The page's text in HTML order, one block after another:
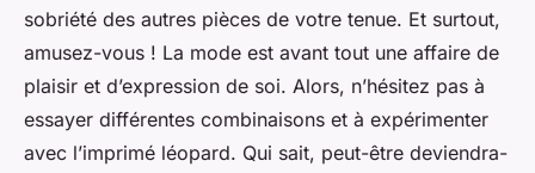
sobriété des autres pièces de votre tenue. Et surtout,
amusez-vous ! La mode est avant tout une affaire de
plaisir et d’expression de soi. Alors, n’hésitez pas à
essayer différentes combinaisons et à expérimenter
avec l’imprimé léopard. Qui sait, peut-être deviendra-